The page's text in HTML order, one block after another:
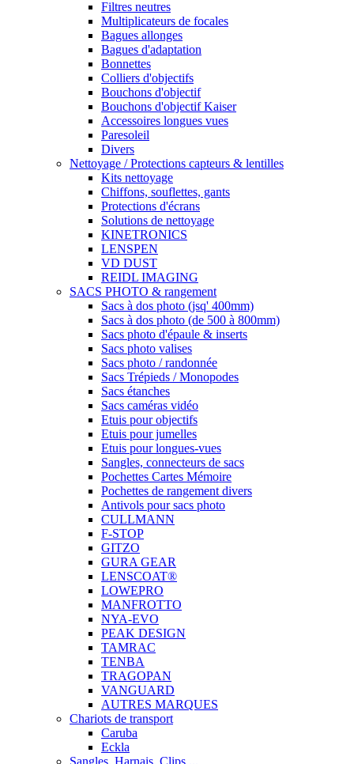
Filtres neutres
Multiplicateurs de focales
Bagues allonges
Bagues d'adaptation
Bonnettes
Colliers d'objectifs
Bouchons d'objectif
Bouchons d'objectif Kaiser
Accessoires longues vues
Paresoleil
Divers
Nettoyage / Protections capteurs & lentilles
Kits nettoyage
Chiffons, souflettes, gants
Protections d'écrans
Solutions de nettoyage
KINETRONICS
LENSPEN
VD DUST
REIDL IMAGING
SACS PHOTO & rangement
Sacs à dos photo (jsq' 400mm)
Sacs à dos photo (de 500 à 800mm)
Sacs photo d'épaule & inserts
Sacs photo valises
Sacs photo / randonnée
Sacs Trépieds / Monopodes
Sacs étanches
Sacs caméras vidéo
Etuis pour objectifs
Etuis pour jumelles
Etuis pour longues-vues
Sangles, connecteurs de sacs
Pochettes Cartes Mémoire
Pochettes de rangement divers
Antivols pour sacs photo
CULLMANN
F-STOP
GITZO
GURA GEAR
LENSCOAT®
LOWEPRO
MANFROTTO
NYA-EVO
PEAK DESIGN
TAMRAC
TENBA
TRAGOPAN
VANGUARD
AUTRES MARQUES
Chariots de transport
Caruba
Eckla
Sangles, Harnais, Clips ...